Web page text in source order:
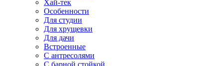
Хай-тек
Особенности
Для студии
Для хрущевки
Для дачи
Встроенные
С антресолями
С барной стойкой